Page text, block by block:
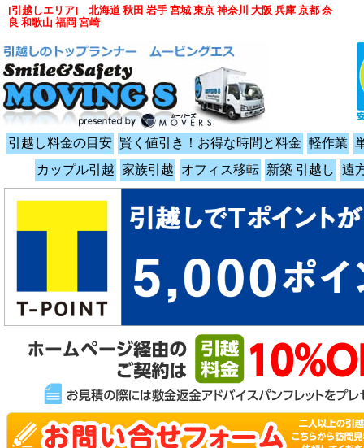
引越し料金の目安 賢く値引き！お得な時間と料金 軽作業
カップル引越 家族引越 オフィス移転 新築 引越し 遠
[引越しエリア] 北海道 秋田 岩手 宮城 東京 神奈川 大阪 兵庫 京都 奈
良 和歌山 福岡 宮崎